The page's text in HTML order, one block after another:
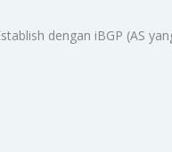
dengan iBGP (AS